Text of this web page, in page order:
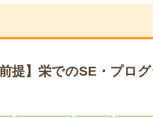
提】栄でのSE・プロ